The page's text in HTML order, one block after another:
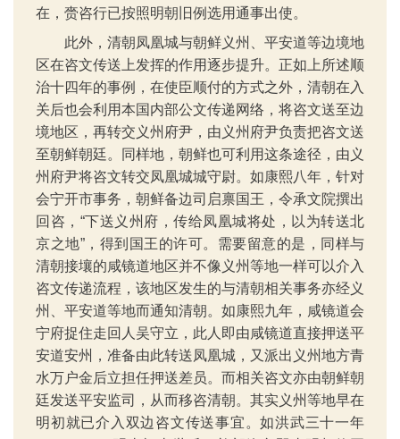
在，赍咨行已按照明朝旧例选用通事出使。
此外，清朝凤凰城与朝鲜义州、平安道等边境地
区在咨文传送上发挥的作用逐步提升。正如上所述顺
治十四年的事例，在使臣顺付的方式之外，清朝在入
关后也会利用本国内部公文传递网络，将咨文送至边
境地区，再转交义州府尹，由义州府尹负责把咨文送
至朝鲜朝廷。同样地，朝鲜也可利用这条途径，由义
州府尹将咨文转交凤凰城城守尉。如康熙八年，针对
会宁开市事务，朝鲜备边司启禀国王，令承文院撰出
回咨，“下送义州府，传给凤凰城将处，以为转送北
京之地”，得到国王的许可。需要留意的是，同样与
清朝接壤的咸镜道地区并不像义州等地一样可以介入
咨文传递流程，该地区发生的与清朝相关事务亦经义
州、平安道等地而通知清朝。如康熙九年，咸镜道会
宁府捉住走回人吴守立，此人即由咸镜道直接押送平
安道安州，准备由此转送凤凰城，又派出义州地方青
水万户金后立担任押送差员。而相关咨文亦由朝鲜朝
廷发送平安监司，从而移咨清朝。其实义州等地早在
明初就已介入双边咨文传送事宜。如洪武三十一年